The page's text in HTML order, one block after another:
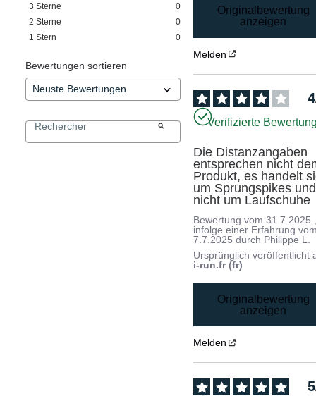
3 Sterne
0
2 Sterne
0
1 Stern 0
Bewertungen sortieren
Originalbewertung
anzeigen
Melden
4
Verifizierte
Die Distanzangaben
entsprechen nicht
Produkt, es handelt
um Sprungspikes und
nicht um Laufschuhe
Bewertung vom31.7.2025
infolge einer Erfahrung
7.7.2025 durch Philippe L.
Ursprünglich veröffentlicht
i-run.fr (fr)
Originalbewertung
anzeigen
Melden
5